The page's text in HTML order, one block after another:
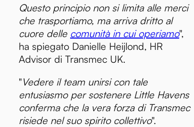
Questo principio non si limita alle merci
che trasportiamo, ma arriva dritto al
cuore delle comunità in cui operiamo",
ha spiegato Danielle Heijlond, HR
Advisor di Transmec UK.
"Vedere il team unirsi con tale
entusiasmo per sostenere Little Havens
conferma che la vera forza di Transmec
risiede nel suo spirito collettivo".